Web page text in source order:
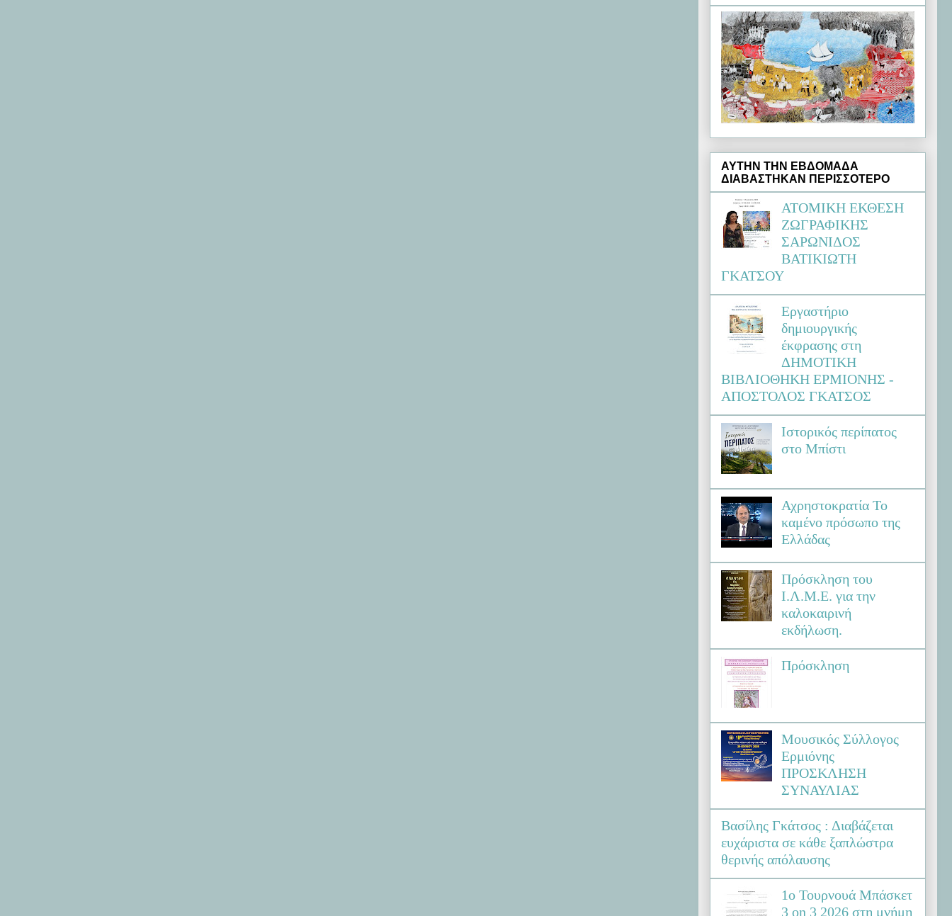
ΑΥΤΗΝ ΤΗΝ ΕΒΔΟΜΑΔΑ
ΔΙΑΒΑΣΤΗΚΑΝ ΠΕΡΙΣΣΟΤΕΡΟ
ΑΤΟΜΙΚΗ ΕΚΘΕΣΗ
ΖΩΓΡΑΦΙΚΗΣ
ΣΑΡΩΝΙΔΟΣ
ΒΑΤΙΚΙΩΤΗ
ΓΚΑΤΣΟΥ
Εργαστήριο
δημιουργικής
έκφρασης στη
ΔΗΜΟΤΙΚΗ
ΒΙΒΛΙΟΘΗΚΗ ΕΡΜΙΟΝΗΣ -
ΑΠΟΣΤΟΛΟΣ ΓΚΑΤΣΟΣ
Ιστορικός περίπατος
στο Μπίστι
Αχρηστοκρατία Το
καμένο πρόσωπο της
Ελλάδας
Πρόσκληση του
Ι.Λ.Μ.Ε. για την
καλοκαιρινή
εκδήλωση.
Πρόσκληση
Μουσικός Σύλλογος
Ερμιόνης
ΠΡΟΣΚΛΗΣΗ
ΣΥΝΑΥΛΙΑΣ
Βασίλης Γκάτσος : Διαβάζεται
ευχάριστα σε κάθε ξαπλώστρα
θερινής απόλαυσης
1ο Τουρνουά Μπάσκετ
3 on 3 2026 στη μνήμη